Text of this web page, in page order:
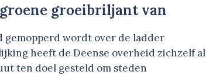
groeibriljant van
gemopperd wordt over de ladder
heeft de Deense overheid zichzelf al
ten doel gesteld om steden